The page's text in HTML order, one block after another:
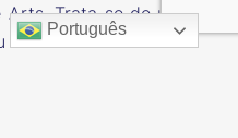
Arts. Trata-se de uma
de 800 obras de
Português